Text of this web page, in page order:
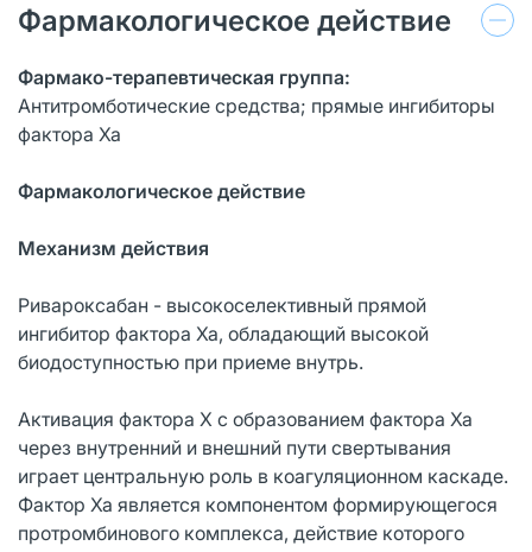
Фармакологическое действие
Фармако-терапевтическая группа:
Антитромботические средства; прямые ингибиторы
фактора Ха
Фармакологическое действие
Механизм действия
Ривароксабан - высокоселективный прямой
ингибитор фактора Ха, обладающий высокой
биодоступностью при приеме внутрь.
Активация фактора Х с образованием фактора Ха
через внутренний и внешний пути свертывания
играет центральную роль в коагуляционном каскаде.
Фактор Ха является компонентом формирующегося
протромбинового комплекса, действие которого